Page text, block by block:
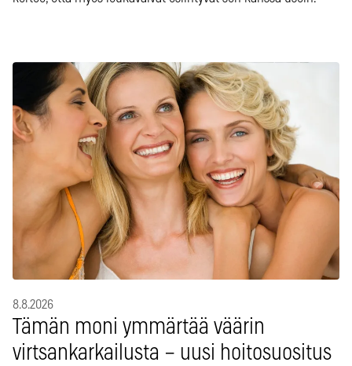
8.8.2026
Tämän moni ymmärtää väärin
virtsankarkailusta – uusi hoitosuositus